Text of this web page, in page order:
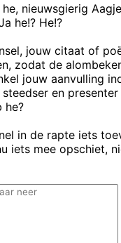
nieuwsgierig
he!? He!?
jouw citaat of
zodat de
jouw aanvulling
en
he?
in de rapte iets
iets mee opschiet,